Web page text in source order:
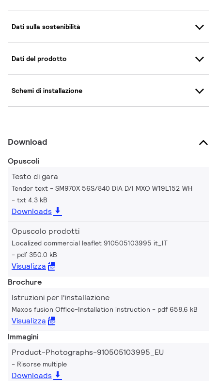
Dati sulla sostenibilità
Dati del prodotto
Schemi di installazione
Download
Opuscoli
Testo di gara
Tender text - SM970X 56S/840 DIA D/I MXO W19L152 WH
txt 4.3 kB
Downloads
Opuscolo prodotti
Localized commercial leaflet 910505103995 it_IT
pdf 350.0 kB
Visualizza
Brochure
Istruzioni per l'installazione
Maxos fusion Office-Installation instruction pdf 658.6 kB
Visualizza
Immagini
Product-Photographs-910505103995_EU
Risorse multiple
Downloads